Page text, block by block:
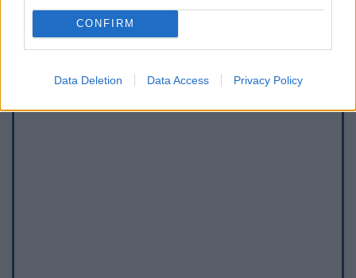
CONFIRM
Data Deletion Data Access Privacy Policy
Toon kaart